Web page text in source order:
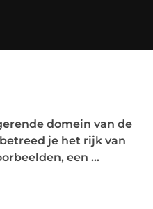
domein van de
je het rijk van
een ...